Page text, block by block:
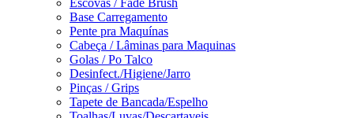
Escovas / Fade Brush
Base Carregamento
Pente pra Maquínas
Cabeça / Lâminas para Maquinas
Golas / Po Talco
Desinfect./Higiene/Jarro
Pinças / Grips
Tapete de Bancada/Espelho